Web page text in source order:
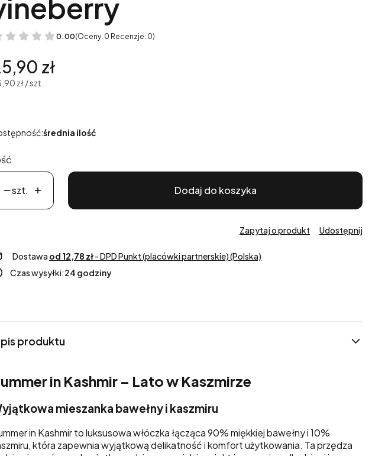
0.00(Oceny: 0 Recenzje: 0)
zł
zł / szt.
średnia ilość
szt. Dodaj do koszyka
Zapytaj o produkt Udostępnij
Dostawa od 12,78 zł- DPD Punkt (placówki partnerskie) (Polska)
Czas wysyłki:24 godziny
produktu
in Kashmir– Lato w Kaszmirze
mieszanka bawełny i kaszmiru
in Kashmir to luksusowa włóczka łącząca 90% miękkiej bawełny i 10%
która zapewnia wyjątkową delikatność i komfort użytkowania. Ta przędza